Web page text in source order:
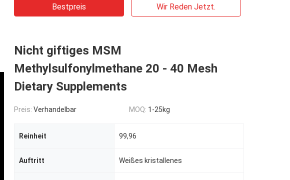
Bestpreis Wir Reden Jetzt.
Nicht giftiges MSM
Methylsulfonylmethane 20 - 40 Mesh
Dietary Supplements
Preis: Verhandelbar MOQ: 1-25kg
Reinheit 99,96
Auftritt Weißes kristallenes